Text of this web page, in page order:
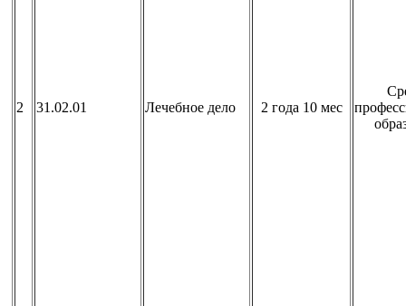
2 31.02.01 Лечебное дело 2 года 10 мес